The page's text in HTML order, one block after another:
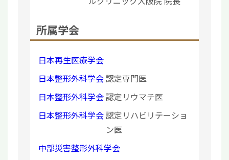
所属学会
日本再生医療学会
日本整形外科学会認定専門医
日本整形外科学会認定リウマチ医
日本整形外科学会認定リハビリテーショ
ン医
中部災害整形外科学会